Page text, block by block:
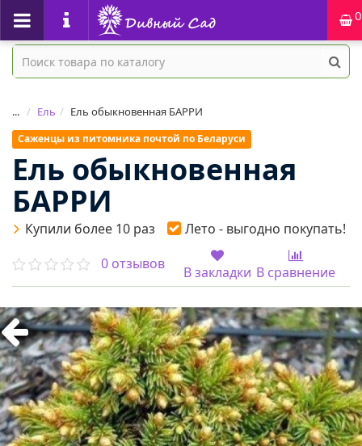
0
... Ель Ель обыкновенная БАРРИ
Саженцы из питомника почтой по Беларуси
Ель обыкновенная
БАРРИ
Купили более 10 раз
Лето - выгодно покупать!
0 отзывов
В закладки В сравнение